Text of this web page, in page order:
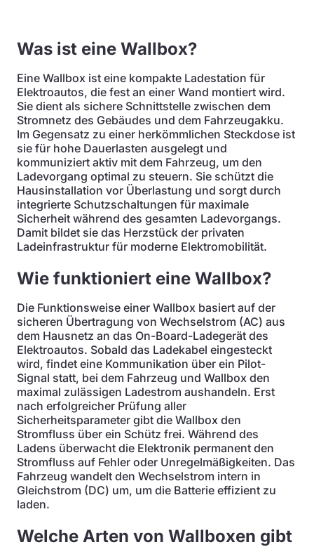
Was ist eine Wallbox?
Eine Wallbox ist eine kompakte Ladestation für
Elektroautos, die fest an einer Wand montiert wird.
Sie dient als sichere Schnittstelle zwischen dem
Stromnetz des Gebäudes und dem Fahrzeugakku.
Im Gegensatz zu einer herkömmlichen Steckdose ist
sie für hohe Dauerlasten ausgelegt und
kommuniziert aktiv mit dem Fahrzeug, um den
Ladevorgang optimal zu steuern. Sie schützt die
Hausinstallation vor Überlastung und sorgt durch
integrierte Schutzschaltungen für maximale
Sicherheit während des gesamten Ladevorgangs.
Damit bildet sie das Herzstück der privaten
Ladeinfrastruktur für moderne Elektromobilität.
Wie funktioniert eine Wallbox?
Die Funktionsweise einer Wallbox basiert auf der
sicheren Übertragung von Wechselstrom (AC) aus
dem Hausnetz an das On-Board-Ladegerät des
Elektroautos. Sobald das Ladekabel eingesteckt
wird, findet eine Kommunikation über ein Pilot-
Signal statt, bei dem Fahrzeug und Wallbox den
maximal zulässigen Ladestrom aushandeln. Erst
nach erfolgreicher Prüfung aller
Sicherheitsparameter gibt die Wallbox den
Stromfluss über ein Schütz frei. Während des
Ladens überwacht die Elektronik permanent den
Stromfluss auf Fehler oder Unregelmäßigkeiten. Das
Fahrzeug wandelt den Wechselstrom intern in
Gleichstrom (DC) um, um die Batterie effizient zu
laden.
Welche Arten von Wallboxen gibt